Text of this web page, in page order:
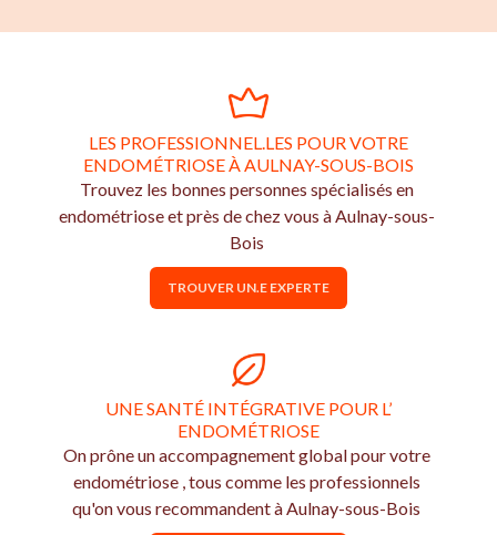
LES PROFESSIONNEL.LES POUR VOTRE
ENDOMÉTRIOSE À AULNAY-SOUS-BOIS
Trouvez les bonnes personnes spécialisés en
endométriose et près de chez vous à Aulnay-sous-
Bois
TROUVER UN.E EXPERTE
UNE SANTÉ INTÉGRATIVE POUR L’
ENDOMÉTRIOSE
On prône un accompagnement global pour votre
endométriose , tous comme les professionnels
qu'on vous recommandent à Aulnay-sous-Bois